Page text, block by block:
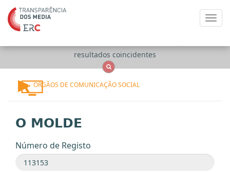
resultados coincidentes
ÓRGÃOS DE COMUNICAÇÃO SOCIAL
O MOLDE
Número de Registo